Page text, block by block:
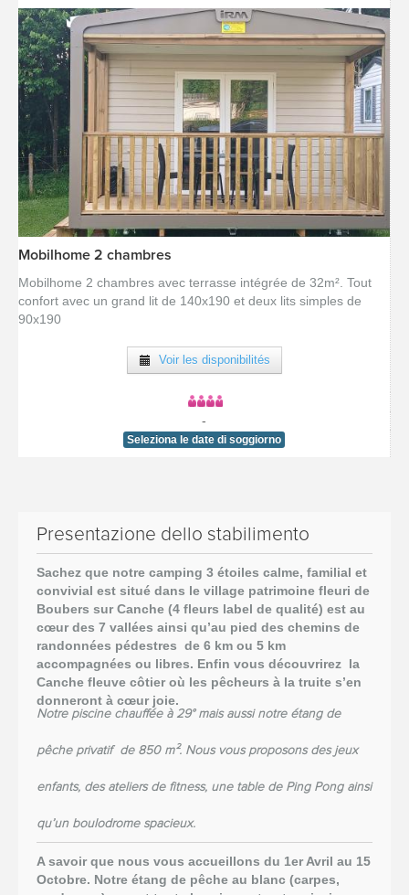
Mobilhome 2 chambres
Mobilhome 2 chambres avec terrasse intégrée de 32m². Tout
confort avec un grand lit de 140x190 et deux lits simples de
90x190
Voir les disponibilités
-
Seleziona le date di soggiorno
Presentazione dello stabilimento
Sachez que notre camping 3 étoiles calme, familial et
convivial est situé dans le village patrimoine fleuri de
Boubers sur Canche (4 fleurs label de qualité) est au
cœur des 7 vallées ainsi qu’au pied des chemins de
randonnées pédestres de 6 km ou 5 km
accompagnées ou libres. Enfin vous découvrirez la
Canche fleuve côtier où les pêcheurs à la truite s’en
donneront à cœur joie.
Notre piscine chauffée à 29° mais aussi notre étang de
pêche privatif de 850 m². Nous vous proposons des jeux
enfants, des ateliers de fitness, unetable de Ping Pongainsi
qu’un boulodrome spacieux.
A savoir que nous vous accueillons du 1er Avril au 15
Octobre. Notre étang de pêche au blanc (carpes,